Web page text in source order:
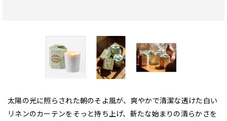
太陽の光に照らされた朝のそよ風が、爽やかで清潔な透けた白い
リネンのカーテンをそっと持ち上げ、新たな始まりの清らかさを